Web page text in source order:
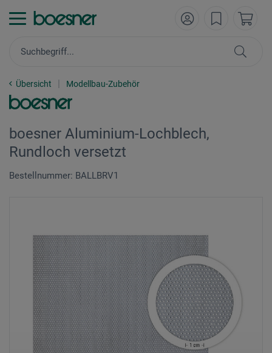
Übersicht Modellbau-Zubehör
boesner Aluminium-Lochblech,
Rundloch versetzt
Bestellnummer: BALLBRV1